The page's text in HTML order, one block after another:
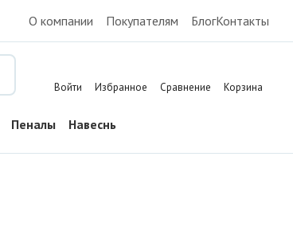
О компании Покупателям БлогКонтакты
Войти
Избранное Сравнение Корзина
Пеналы Навесные шкафы